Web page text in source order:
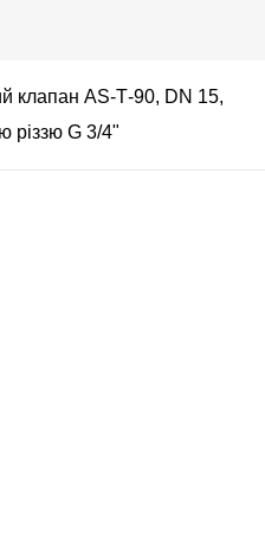
клапан АS-Т-90, DN 15,
різзю G 3/4"